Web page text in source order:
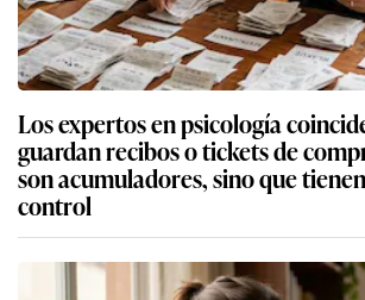
Los expertos en psicología
guardan recibos o tickets de
son acumuladores, sino que
control